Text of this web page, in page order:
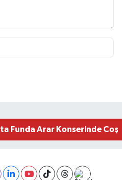
İdris Altun Taziye
Funda Arar Konserinde
Etkisi Bitmedi?
4.5 Büyüklüğünde